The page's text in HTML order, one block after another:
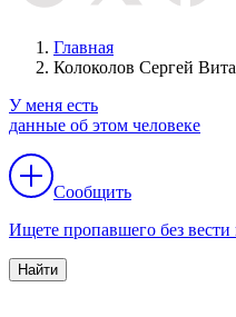
Главная
Колоколов Сергей
У меня есть
данные об этом человеке
Сообщить
Ищете пропавшего без
Найти